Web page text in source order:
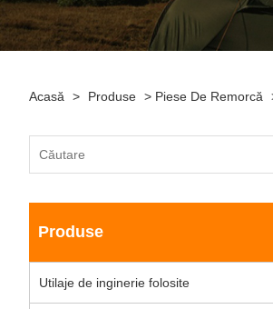
Acasă > Produse > Piese De Remorcă
Produse
Utilaje de inginerie folosite